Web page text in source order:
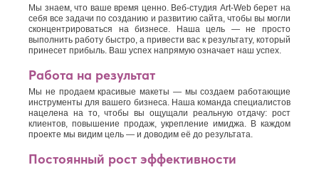
Мы знаем, что ваше время ценно. Веб-студия Art-Web берет на
себя все задачи по созданию и развитию сайта, чтобы вы могли
сконцентрироваться на бизнесе. Наша цель — не просто
выполнить работу быстро, а привести вас к результату, который
принесет прибыль. Ваш успех напрямую означает наш успех.
Работа на результат
Мы не продаем красивые макеты — мы создаем работающие
инструменты для вашего бизнеса. Наша команда специалистов
нацелена на то, чтобы вы ощущали реальную отдачу: рост
клиентов, повышение продаж, укрепление имиджа. В каждом
проекте мы видим цель — и доводим её до результата.
Постоянный рост эффективности